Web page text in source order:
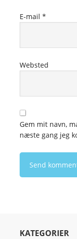
E-mail *
Websted
Gem mit navn,
næste gang jeg
KATEGORIER